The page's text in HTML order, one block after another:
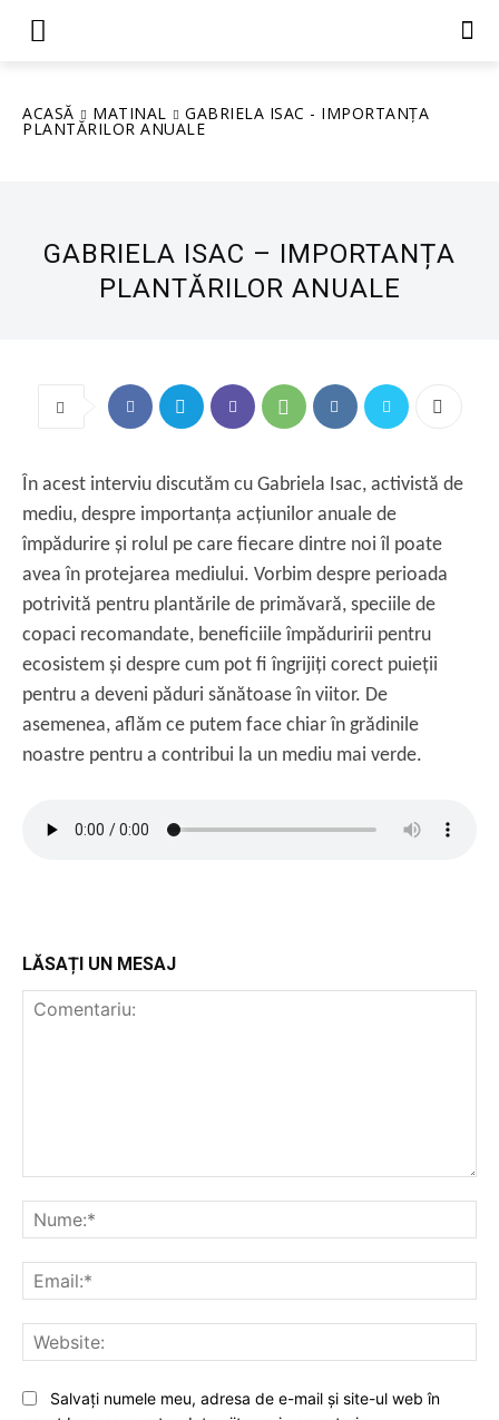
ACASĂ MATINAL GABRIELA ISAC - IMPORTANȚA
PLANTĂRILOR ANUALE
GABRIELA ISAC – IMPORTANȚA
PLANTĂRILOR ANUALE
În acest interviu discutăm cu Gabriela Isac, activistă de
mediu, despre importanța acțiunilor anuale de
împădurire și rolul pe care fiecare dintre noi îl poate
avea în protejarea mediului. Vorbim despre perioada
potrivită pentru plantările de primăvară, speciile de
copaci recomandate, beneficiile împăduririi pentru
ecosistem și despre cum pot fi îngrijiți corect puieții
pentru a deveni păduri sănătoase în viitor. De
asemenea, aflăm ce putem face chiar în grădinile
noastre pentru a contribui la un mediu mai verde.
LĂSAȚI UN MESAJ
Salvați numele meu, adresa de e-mail și site-ul web în